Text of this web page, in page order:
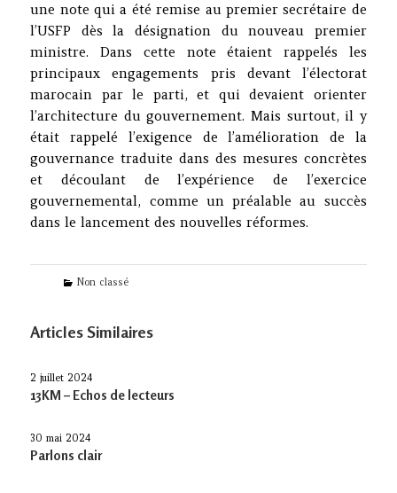
une note qui a été remise au premier secrétaire de
l’USFP dès la désignation du nouveau premier
ministre. Dans cette note étaient rappelés les
principaux engagements pris devant l’électorat
marocain par le parti, et qui devaient orienter
l’architecture du gouvernement. Mais surtout, il y
était rappelé l’exigence de l’amélioration de la
gouvernance traduite dans des mesures concrètes
et découlant de l’expérience de l’exercice
gouvernemental, comme un préalable au succès
dans le lancement des nouvelles réformes.
Categories
Non classé
Articles Similaires
2 juillet 2024
13KM – Echos de lecteurs
30 mai 2024
Parlons clair